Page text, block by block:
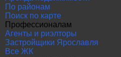
По районам
Поиск по карте
Профессионалам
Агенты и риэлторы
Застройщики Ярославля
Все ЖК